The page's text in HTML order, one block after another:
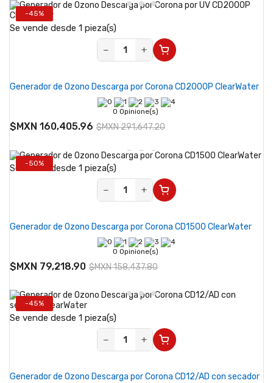
-45%
Se vende desde 1 pieza(s)
−
+
Generador de Ozono Descarga por Corona CD2000P ClearWater
0 Opinione(s)
$MXN 160,405.96 $MXN 291,647.20
-50%
Se vende desde 1 pieza(s)
−
+
Generador de Ozono Descarga por Corona CD1500 ClearWater
0 Opinione(s)
$MXN 79,218.90 $MXN 158,437.80
-45%
Se vende desde 1 pieza(s)
−
+
Generador de Ozono Descarga por Corona CD12/AD con secador